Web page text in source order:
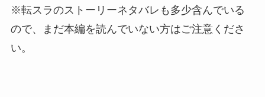
※転スラのストーリーネタバレも多少含んでいる
ので、まだ本編を読んでいない方はご注意くださ
い。